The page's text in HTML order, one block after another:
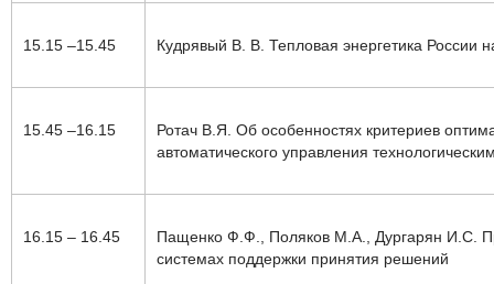
15.15 –15.45 Кудрявый В. В. Тепловая энергетика России
15.45 –16.15
Ротач В.Я. Об особенностях критериев
автоматического управления
16.15 – 16.45
Пащенко Ф.Ф., Поляков М.А., Дургарян И.С.
системах поддержки принятия решений